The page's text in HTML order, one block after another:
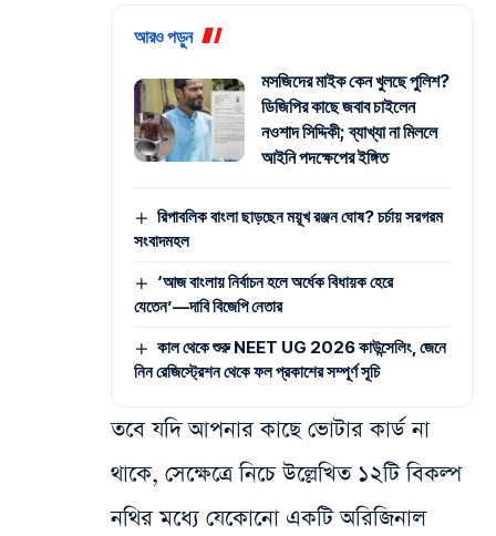
আরও পড়ুন
মসজিদের মাইক কেন খুলছে পুলিশ?
ডিজিপির কাছে জবাব চাইলেন
নওশাদ সিদ্দিকী; ব্যাখ্যা না মিললে
আইনি পদক্ষেপের ইঙ্গিত
রিপাবলিক বাংলা ছাড়ছেন ময়ূখ রঞ্জন ঘোষ? চর্চায় সরগরম
সংবাদমহল
‘আজ বাংলায় নির্বাচন হলে অর্ধেক বিধায়ক হেরে
যেতেন’—দাবি বিজেপি নেতার
কাল থেকে শুরু NEET UG 2026 কাউন্সেলিং, জেনে
নিন রেজিস্ট্রেশন থেকে ফল প্রকাশের সম্পূর্ণ সূচি
তবে যদি আপনার কাছে ভোটার কার্ড না
থাকে, সেক্ষেত্রে নিচে উল্লেখিত ১২টি বিকল্প
নথির মধ্যে যেকোনো একটি অরিজিনাল